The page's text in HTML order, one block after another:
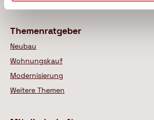
Themenratgeber
Neubau
Wohnungskauf
Modernisierung
Weitere Themen